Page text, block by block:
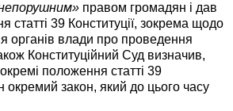
правом громадян і дав
статті 39 Конституції, зокрема щодо
органів влади про проведення
Конституційний Суд визначив,
положення статті 39
окремий закон, який до цього часу